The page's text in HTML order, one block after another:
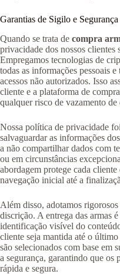
Garantias de Sigilo e
Quando se trata de compra
privacidade dos nossos clientes
Empregamos tecnologias de
todas as informações pessoais
acessos não autorizados. Isso
cliente e a plataforma de
qualquer risco de vazamento de
Nossa política de privacidade
salvaguardar as informações
a não compartilhar dados com
ou em circunstâncias
abordagem protege cada
navegação inicial até a
Além disso, adotamos
discrição. A entrega das armas
identificação visível do
cliente seja mantida até o
são selecionados com base em
a segurança, garantindo que os
rápida e segura.